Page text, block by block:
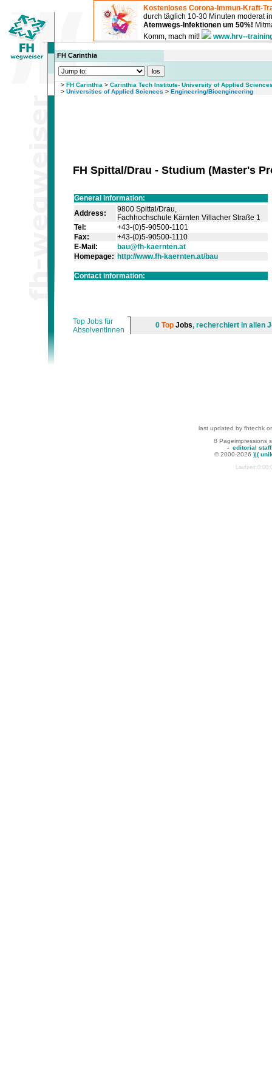
Kostenloses Corona-Immun-Kraft-
durch täglich 10-30 Minuten moderat
Atemwegs-Infektionen um 50%!
Komm, mach mit!
www.hrv--
FH Carinthia
> FH Carinthia > Carinthia Tech Institute- University of Applied
> Universities of Applied Sciences > Engineering/Bioengineering
FH Spittal/Drau - Studium (Master's
General information:
Address:
9800 Spittal/Drau,
Fachhochschule Kärnten Villacher Straße 1
Tel:
+43-(0)5-90500-1101
Fax:
+43-(0)5-90500-1110
E-Mail:
bau@fh-kaernten.at
Homepage: http://www.fh-kaernten.at/bau
Contact information:
Top Jobs für
AbsolventInnen
0 TopJobs, recherchiert in allen
last updated by fhtechk
8 Pageimpressions
- editorial staff
© 2000-2026 )|(